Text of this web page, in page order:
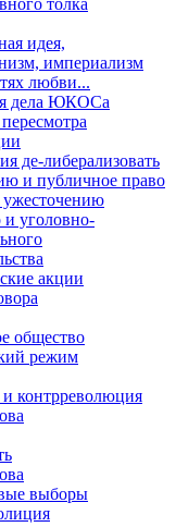
толка
идея,
империализм
любви...
дела ЮКОСа
де-либерализовать
и публичное право
и уголовно-
акции
общество
режим
контрреволюция
выборы